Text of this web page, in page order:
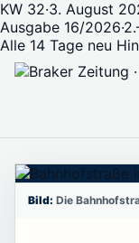
KW 32·3. August
Ausgabe 16/2026·
Alle 14 Tage neu
Bild: Die